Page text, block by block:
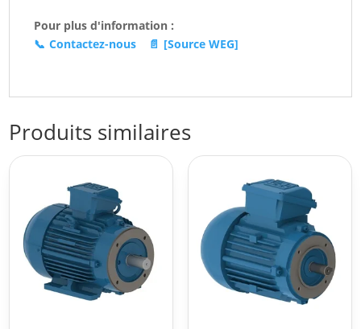
Pour plus d'information :
📞 Contactez-nous 📄 [Source WEG]
Produits similaires